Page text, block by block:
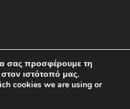
σας προσφέρουμε τη
ιστότοπό μας.
cookies we are using or